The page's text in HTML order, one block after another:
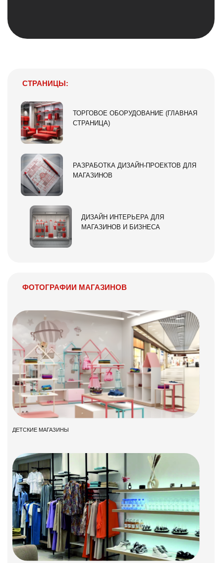
СТРАНИЦЫ:
ТОРГОВОЕ ОБОРУДОВАНИЕ (ГЛАВНАЯ
СТРАНИЦА)
РАЗРАБОТКА ДИЗАЙН-ПРОЕКТОВ ДЛЯ
МАГАЗИНОВ
ДИЗАЙН ИНТЕРЬЕРА ДЛЯ
МАГАЗИНОВ И БИЗНЕСА
ФОТОГРАФИИ МАГАЗИНОВ
ДЕТСКИЕ МАГАЗИНЫ